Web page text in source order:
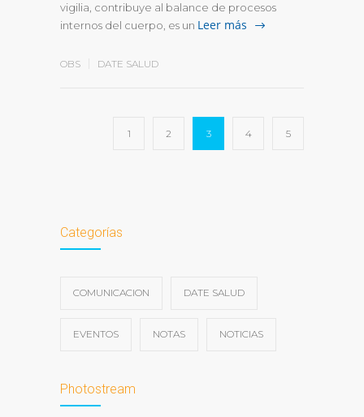
vigilia, contribuye al balance de procesos
internos del cuerpo, es un Leer más
OBS DATE SALUD
1 2 3 4 5
Categorías
COMUNICACION DATE SALUD
EVENTOS NOTAS NOTICIAS
Photostream